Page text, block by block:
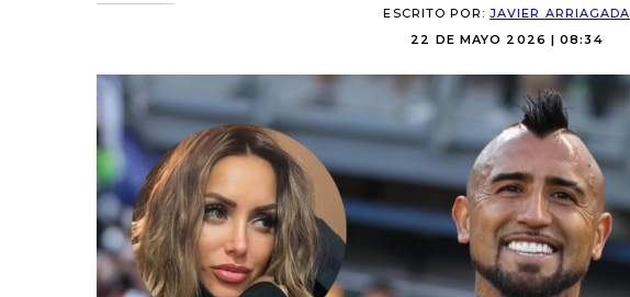
ESCRITO POR: JAVIER ARRIAGADA
22 DE MAYO 2026 | 08:34